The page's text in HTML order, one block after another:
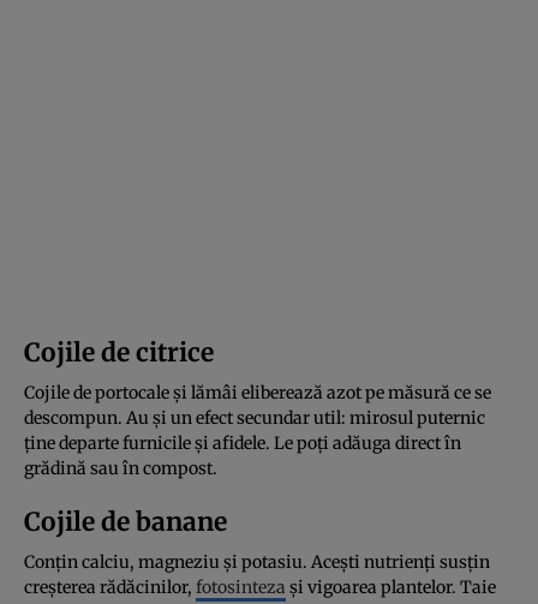
Cojile de citrice
Cojile de portocale și lămâi eliberează azot pe măsură ce se
descompun. Au și un efect secundar util: mirosul puternic
ține departe furnicile și afidele. Le poți adăuga direct în
grădină sau în compost.
Cojile de banane
Conțin calciu, magneziu și potasiu. Acești nutrienți susțin
creșterea rădăcinilor, fotosinteza și vigoarea plantelor. Taie